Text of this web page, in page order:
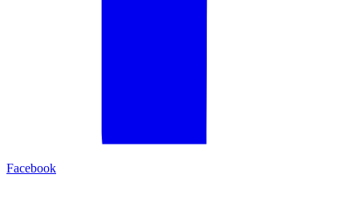
Facebook